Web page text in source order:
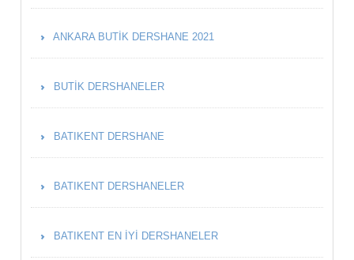
ANKARA BUTIK DERSHANE 2021
BUTIK DERSHANELER
BATIKENT DERSHANE
BATIKENT DERSHANELER
BATIKENT EN İYI DERSHANELER